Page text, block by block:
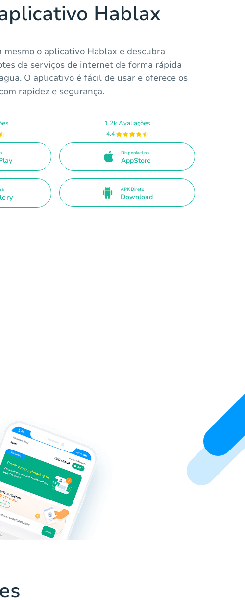
Hablax
mesmo o aplicativo Hablax e descubra
de serviços de internet de forma rápida
O aplicativo é fácil de usar e oferece os
rapidez e segurança.
1.2k Avaliações
4.4
Disponível na
AppStore
APK Direto
Download